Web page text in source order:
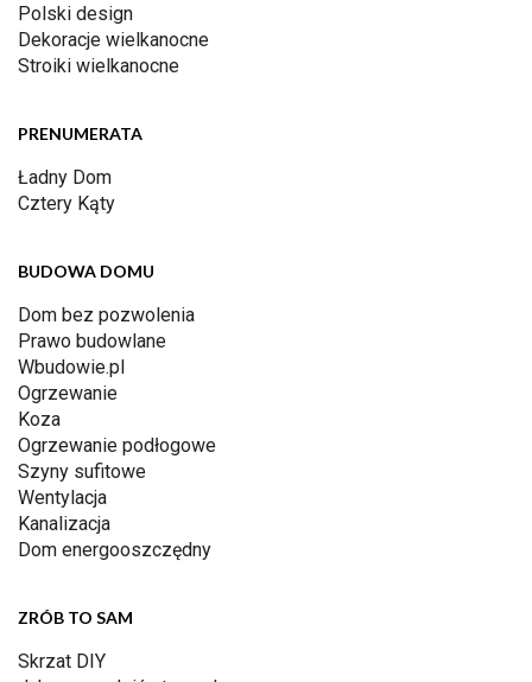
Polski design
Dekoracje wielkanocne
Stroiki wielkanocne
PRENUMERATA
Ładny Dom
Cztery Kąty
BUDOWA DOMU
Dom bez pozwolenia
Prawo budowlane
Wbudowie.pl
Ogrzewanie
Koza
Ogrzewanie podłogowe
Szyny sufitowe
Wentylacja
Kanalizacja
Dom energooszczędny
ZRÓB TO SAM
Skrzat DIY